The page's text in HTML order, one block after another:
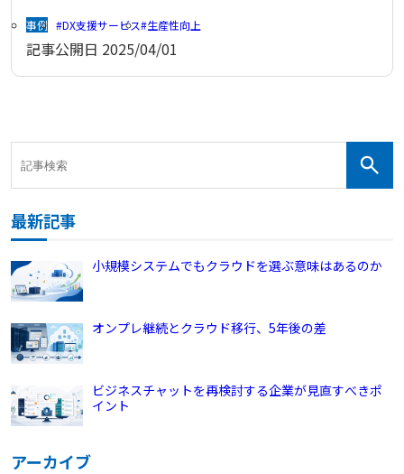
事例 DX支援サービス 生産性向上
記事公開日 2025/04/01
最新記事
小規模システムでもクラウドを選ぶ意味はあるのか
オンプレ継続とクラウド移行、5年後の差
ビジネスチャットを再検討する企業が見直すべきポ
イント
アーカイブ